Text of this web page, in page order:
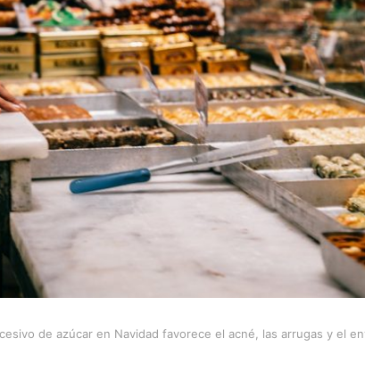
de azúcar en Navidad favorece el acné, las arrugas y el